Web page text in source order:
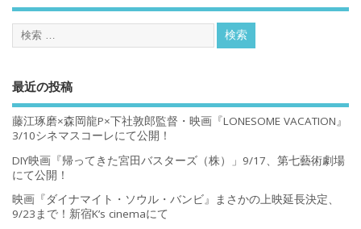
最近の投稿
藤江琢磨×森岡龍P×下社敦郎監督・映画『LONESOME VACATION』
3/10シネマスコーレにて公開！
DIY映画『帰ってきた宮田バスターズ（株）」9/17、第七藝術劇場
にて公開！
映画『ダイナマイト・ソウル・バンビ』まさかの上映延長決定、
9/23まで！新宿K’s cinemaにて